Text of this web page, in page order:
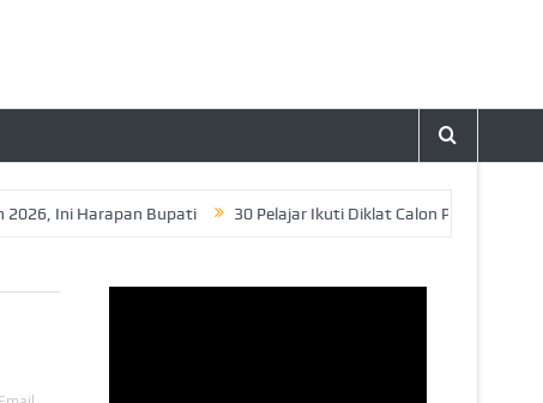
Ini Harapan Bupati 30 Pelajar Ikuti Diklat Calon Paskibraka Tahun